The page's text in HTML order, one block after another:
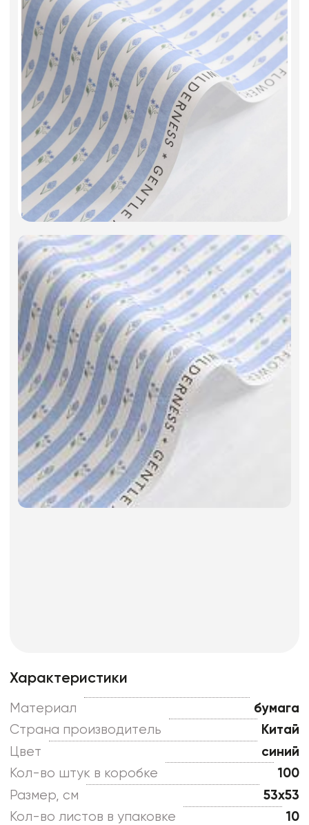
Фоамиран
Свечи
Игрушки мягкие
Изделия из металла
Сухоцветы
Характеристики
Материал
бумага
Страна производитель
Китай
Цвет
синий
Кол-во штук в коробке
100
Размер, см
53x53
Кол-во листов в упаковке
10